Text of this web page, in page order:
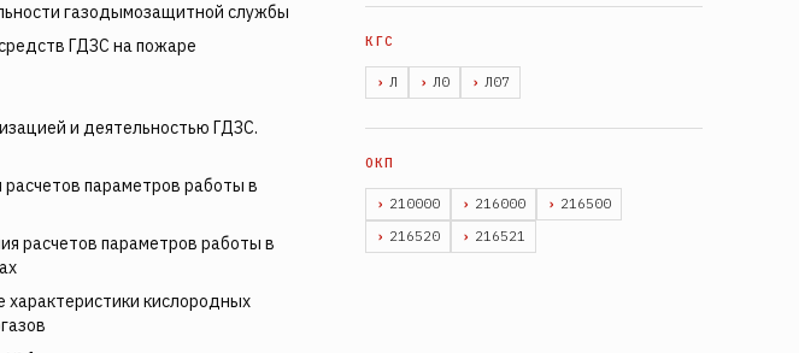
газодымозащитной службы
ГДЗС на пожаре
и деятельностью ГДЗС.
параметров работы в
расчетов параметров работы в
характеристики кислородных
Л Л0 Л07
210000 216000
216500
216520
216521